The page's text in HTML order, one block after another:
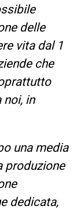
delle
vita dal 1
che
noi, in
una media
produzione
dedicata,